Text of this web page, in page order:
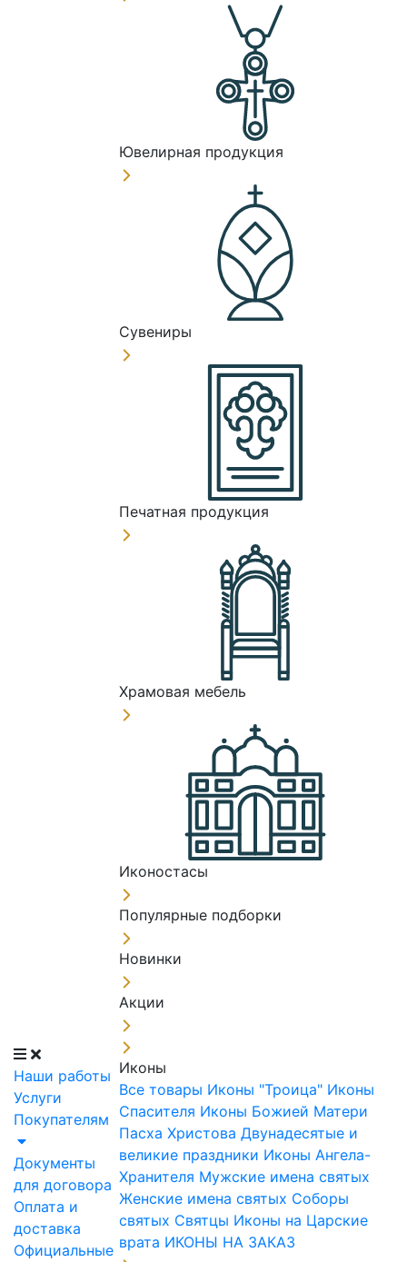
Наши работы
Услуги
Покупателям
Документы
для договора
Оплата и
доставка
Официальные
Ювелирная продукция
Сувениры
Печатная продукция
Храмовая мебель
Иконостасы
Популярные подборки
Новинки
Акции
Иконы
Все товары Иконы "Троица" Иконы
Спасителя Иконы Божией Матери
Пасха Христова Двунадесятые и
великие праздники Иконы Ангела-
Хранителя Мужские имена святых
Женские имена святых Соборы
святых Святцы Иконы на Царские
врата ИКОНЫ НА ЗАКАЗ